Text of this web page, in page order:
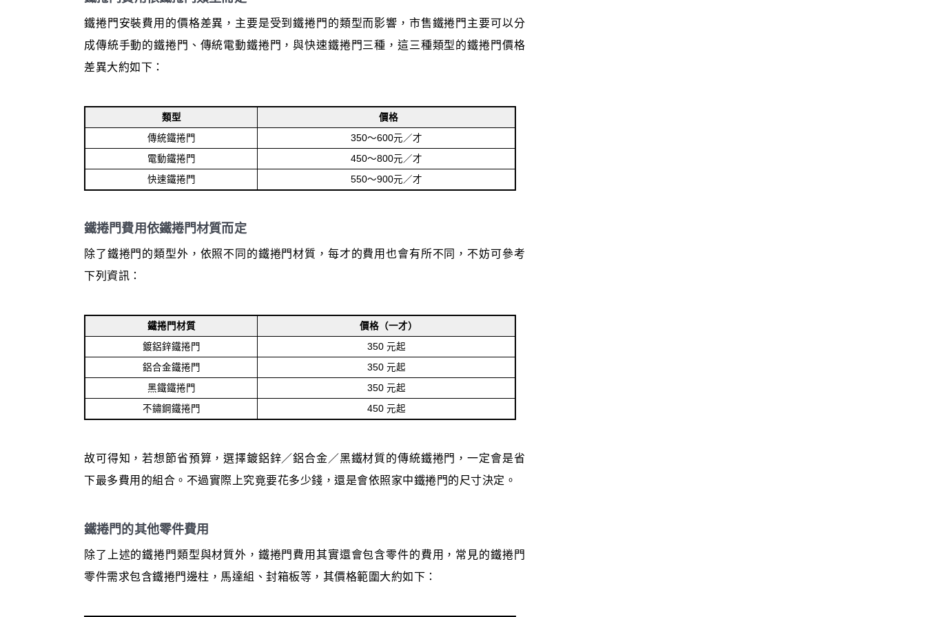
鐵捲門安裝費用的價格差異，主要是受到鐵捲門的類型而影響，市售鐵捲門主要可以分
成傳統手動的鐵捲門、傳統電動鐵捲門，與快速鐵捲門三種，這三種類型的鐵捲門價格
差異大約如下：
類型
價格
傳統鐵捲門
350～600元／才
電動鐵捲門
450～800元／才
快速鐵捲門
550～900元／才
鐵捲門費用依鐵捲門材質而定
除了鐵捲門的類型外，依照不同的鐵捲門材質，每才的費用也會有所不同，不妨可參考
下列資訊：
鐵捲門材質
價格（一才）
鍍鋁鋅鐵捲門
350 元起
鋁合金鐵捲門
350 元起
黑鐵鐵捲門
350 元起
不鏽鋼鐵捲門
450 元起
故可得知，若想節省預算，選擇鍍鋁鋅／鋁合金／黑鐵材質的傳統鐵捲門，一定會是省
下最多費用的組合。不過實際上究竟要花多少錢，還是會依照家中鐵捲門的尺寸決定。
鐵捲門的其他零件費用
除了上述的鐵捲門類型與材質外，鐵捲門費用其實還會包含零件的費用，常見的鐵捲門
零件需求包含鐵捲門邊柱，馬達組、封箱板等，其價格範圍大約如下：